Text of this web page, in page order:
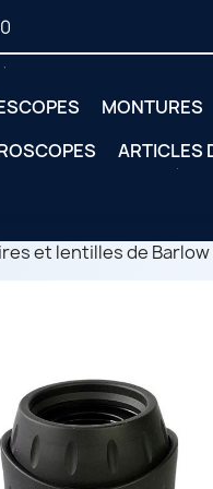
MONTURES
ARTICLES
et lentilles de Barlow